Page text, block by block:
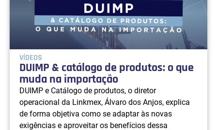
VÍDEOS
DUIMP & catálogo de produtos: o que
muda na importação
DUIMP e Catálogo de produtos, o diretor
operacional da Linkmex, Álvaro dos Anjos, explica
de forma objetiva como se adaptar às novas
exigências e aproveitar os benefícios dessa